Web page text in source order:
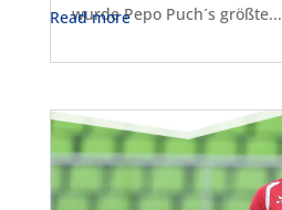
wurde Pepo Puch´s größte...
Read more